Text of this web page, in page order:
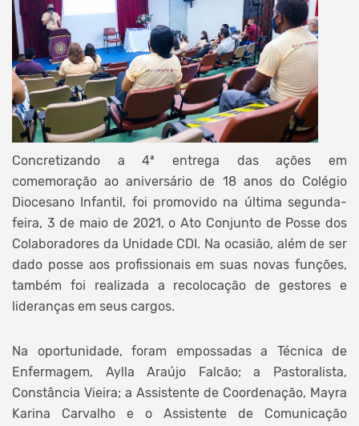
Concretizando a 4ª entrega das ações em
comemoração ao aniversário de 18 anos do Colégio
Diocesano Infantil, foi promovido na última segunda-
feira, 3 de maio de 2021, o Ato Conjunto de Posse dos
Colaboradores da Unidade CDI. Na ocasião, além de ser
dado posse aos profissionais em suas novas funções,
também foi realizada a recolocação de gestores e
lideranças em seus cargos.
Na oportunidade, foram empossadas a Técnica de
Enfermagem, Aylla Araújo Falcão; a Pastoralista,
Constância Vieira; a Assistente de Coordenação, Mayra
Karina Carvalho e o Assistente de Comunicação